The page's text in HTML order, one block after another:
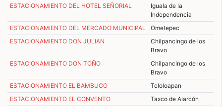
ESTACIONAMIENTO DEL HOTEL SEÑORIAL
Iguala de la
Independencia
ESTACIONAMIENTO DEL MERCADO MUNICIPAL
Ometepec
ESTACIONAMIENTO DON JULIAN
Chilpancingo de los
Bravo
ESTACIONAMIENTO DON TOÑO
Chilpancingo de los
Bravo
ESTACIONAMIENTO EL BAMBUCO
Teloloapan
ESTACIONAMIENTO EL CONVENTO
Taxco de Alarcón